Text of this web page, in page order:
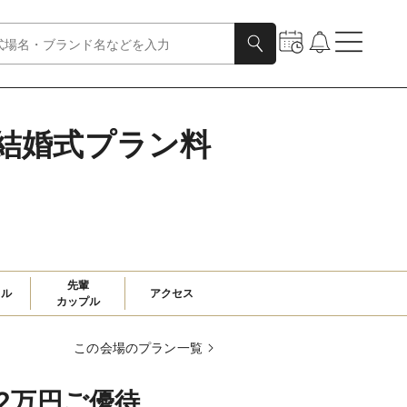
婚式プラン料
先輩
カップル
アクセス
この会場のプラン一覧